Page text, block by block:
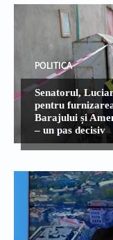
POLITICA
Senatorul,
pentru
Barajului și
– un pas decisiv